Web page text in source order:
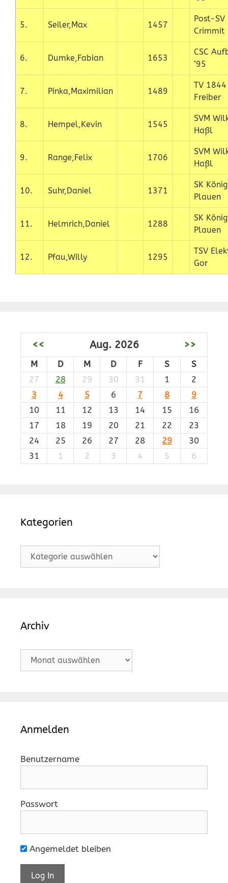
5. Seiler,Max 1457
Post-SV
Crimmit
6. Dumke,Fabian 1653
CSC
’95
7. Pinka,Maximilian 1489
TV 1844
Freiber
8. Hempel,Kevin 1545
SVM
Haßl
9. Range,Felix 1706
SVM
Haßl
10. Suhr,Daniel 1371
SK König
Plauen
11. Helmrich,Daniel 1288
SK König
Plauen
12. Pfau,Willy 1295
TSV
Gor
<< Aug. 2026 >>
M D M D F S
S
27
28 29 30 31 1
2
3
4 5 6 7 8
9
10
11 12 13 14 15
16
17
18 19 20 21 22
23
24
25 26 27 28 29
30
31
1 2 3 4 5 6
Kategorien
Kategorien
Archiv
Archiv
Anmelden
Benutzername
Passwort
Angemeldet bleiben